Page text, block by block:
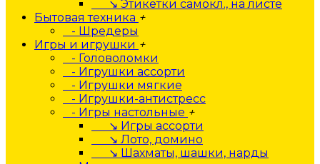
↘ Этикетки самокл., на листе
Бытовая техника +
- Шредеры
Игры и игрушки +
- Головоломки
- Игрушки ассорти
- Игрушки мягкие
- Игрушки-антистресс
- Игры настольные +
↘ Игры ассорти
↘ Лото, домино
↘ Шахматы, шашки, нарды